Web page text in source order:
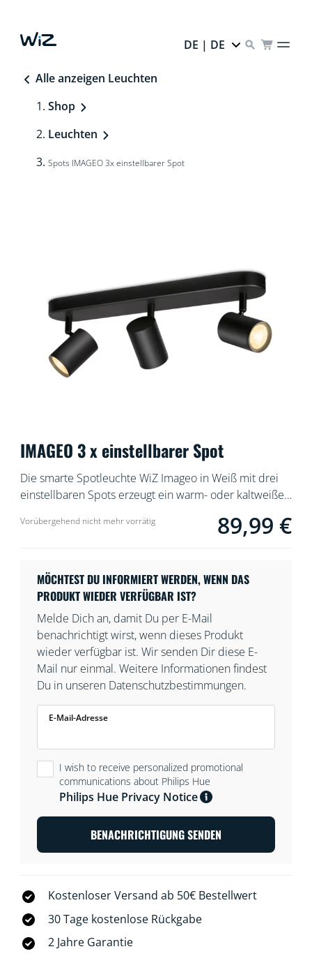
DE | DE
Alle anzeigen Leuchten
Shop
Leuchten
Spots IMAGEO 3x einstellbarer Spot
IMAGEO 3 x einstellbarer Spot
Die smarte Spotleuchte WiZ Imageo in Weiß mit drei
einstellbaren Spots erzeugt ein warm- oder kaltweißes
vorhandenen WLAN kann sie über die WiZ App oder
Vorübergehend nicht mehr vorrätig Current price is
89,99 €
MÖCHTEST DU INFORMIERT WERDEN, WENN DAS
PRODUKT WIEDER VERFÜGBAR IST?
Melde Dich an, damit Du per E-Mail
benachrichtigt wirst, wenn dieses Produkt
wieder verfügbar ist. Wir senden Dir diese E-
Mail nur einmal. Weitere Informationen findest
Du in unseren Datenschutzbestimmungen.
E-Mail-Adresse
I wish to receive personalized promotional
communications about Philips Hue
Philips Hue Privacy Notice
BENACHRICHTIGUNG SENDEN
Kostenloser Versand ab 50€ Bestellwert
30 Tage kostenlose Rückgabe
2 Jahre Garantie